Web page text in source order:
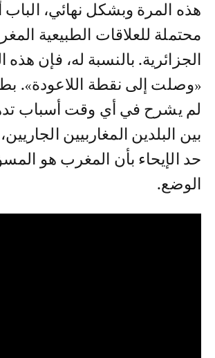
هذه المرة وبشكل نهائي، الباب
محتملة للعلاقات الطبيعية
الجزائرية. بالنسبة له، فإن هذه
«وصلت إلى نقطة اللاعودة».
لم يشرح في أي وقت أسباب
بين البلدين المغاربيين
حد الإيحاء بأن المغرب هو
الوضع.